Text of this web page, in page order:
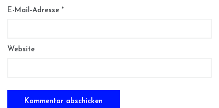
E-Mail-Adresse *
Website